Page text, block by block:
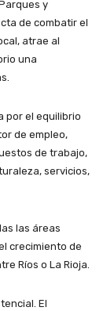
y
de combatir el
atrae al
una
por el equilibrio
de empleo,
de trabajo,
servicios,
las áreas
crecimiento de
Ríos o La Rioja.
El